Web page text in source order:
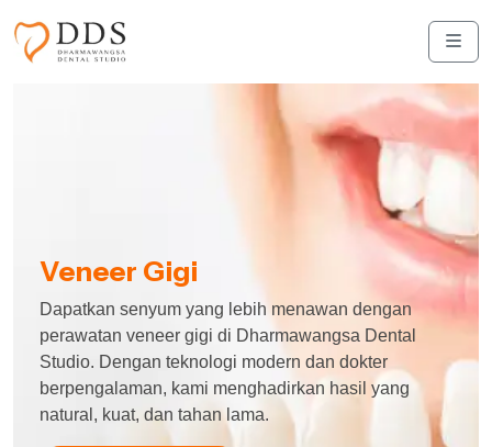
Veneer Gigi
Dapatkan senyum yang lebih menawan dengan
perawatan veneer gigi di Dharmawangsa Dental
Studio. Dengan teknologi modern dan dokter
berpengalaman, kami menghadirkan hasil yang
natural, kuat, dan tahan lama.